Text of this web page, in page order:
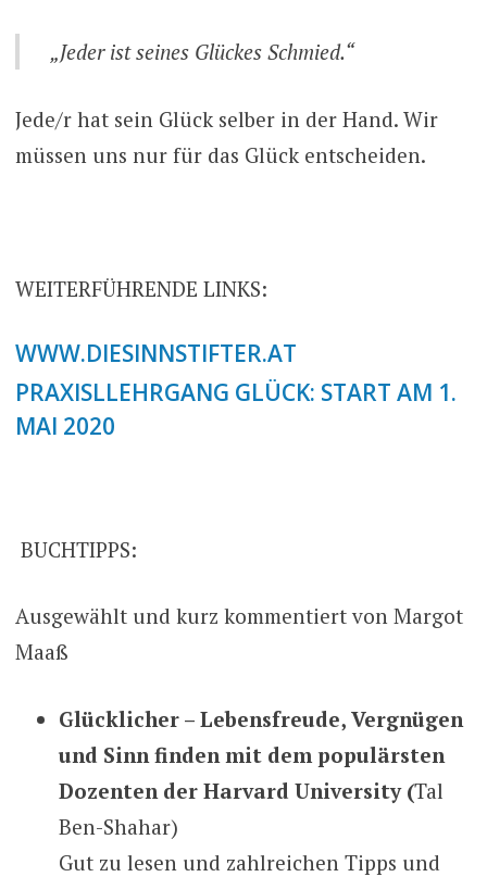
„Jeder ist seines Glückes Schmied.“
Jede/r hat sein Glück selber in der Hand. Wir
müssen uns nur für das Glück entscheiden.
WEITERFÜHRENDE LINKS:
WWW.DIESINNSTIFTER.AT
PRAXISLLEHRGANG GLÜCK: START AM 1.
MAI 2020
BUCHTIPPS:
Ausgewählt und kurz kommentiert von Margot
Maaß
Glücklicher – Lebensfreude, Vergnügen
und Sinn finden mit dem populärsten
Dozenten der Harvard University (Tal
Ben-Shahar)
Gut zu lesen und zahlreichen Tipps und